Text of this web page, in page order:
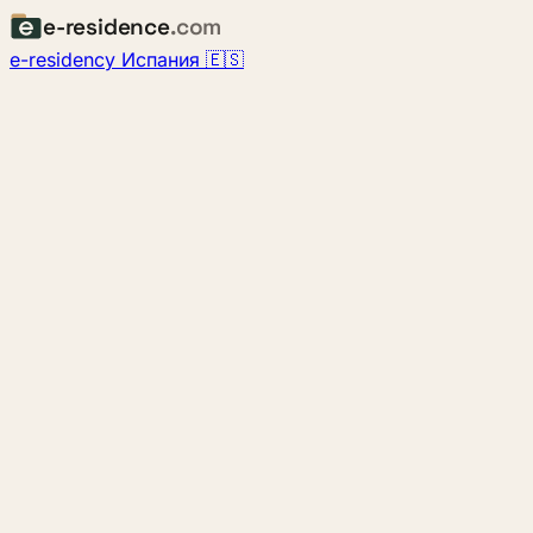
e-residence.com
e-residency Испания 🇪🇸